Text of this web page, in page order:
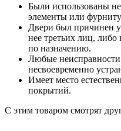
Были использованы
элементы или
Двери был причинен
нее третьих лиц, либо
по назначению.
Любые
несвоевременно
Имеет место
покрытий.
С этим товаром смотрят